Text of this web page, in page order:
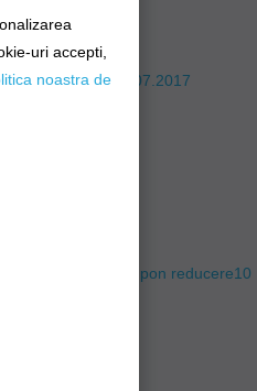
3.07.2017 -20.07.2017
promotiei Cupon reducere10
uri accepti,
noastra de